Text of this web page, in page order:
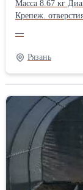
Масса 8.67 кг
Крепеж.
БДП-6х4МТМ
БДП-4х2 БДП-6х2
—
Рязань